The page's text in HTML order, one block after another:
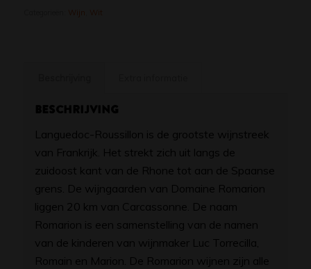
Wijn Wit
Beschrijving
Languedoc-Roussillon is de grootste wijnstreek
van Frankrijk. Het strekt zich uit langs de
zuidoost kant van de Rhone tot aan de Spaanse
grens. De wijngaarden van Domaine Romarion
liggen 20 km van Carcassonne. De naam
Romarion is een samenstelling van de namen
van de kinderen van wijnmaker Luc Torrecilla,
Romain en Marion. De Romarion wijnen zijn alle